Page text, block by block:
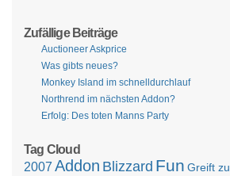
Zufällige Beiträge
Auctioneer Askprice
Was gibts neues?
Monkey Island im schnelldurchlauf
Northrend im nächsten Addon?
Erfolg: Des toten Manns Party
Tag Cloud
2007 Addon Blizzard Fun Greift zu